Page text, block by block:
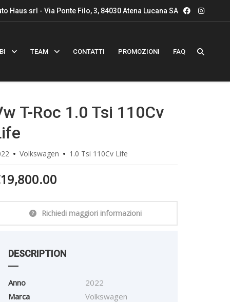
Haus srl - Via Ponte Filo, 3, 84030 Atena Lucana SA
TEAM CONTATTI PROMOZIONI FAQ
T-Roc 1.0 Tsi 110Cv
Volkswagen 1.0 Tsi 110Cv Life
19,800.00
Richiedi maggiori informazioni
DESCRIPTION
Anno
2022
Marca
Volkswagen